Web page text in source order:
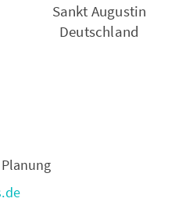
Sankt Augustin
Deutschland